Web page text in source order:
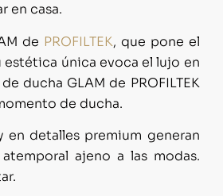
en casa.
de PROFILTEK, que pone el
estética única evoca el lujo en
ducha GLAM de PROFILTEK
de ducha.
detalles premium generan
ajeno a las modas.